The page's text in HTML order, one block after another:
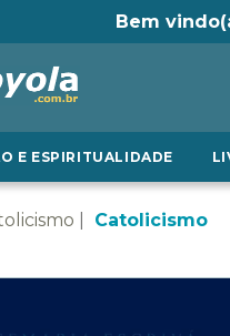
Bem
E ESPIRITUALIDADE
Catolicismo